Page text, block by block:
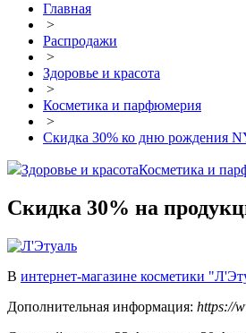
Главная
>
Распродажи
>
Здоровье и красота
>
Косметика и парфюмерия
>
Скидка 30% ко дню рождения
Здоровье и красотаКосметика и
Скидка 30% на
В интернет-магазине косметики
Дополнительная информация: https://